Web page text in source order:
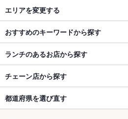
エリアを変更する
おすすめのキーワードから探す
ランチのあるお店から探す
チェーン店から探す
都道府県を選び直す